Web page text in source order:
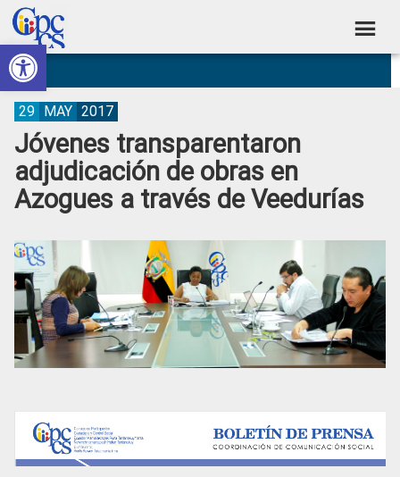
Abrir barra de herramientas
Skip
to
primary
navigation
Skip
to
main
content
Skip
to
primary
sidebar
Skip
to
footer
Consejo
de
Participación
Ciudadana
Control
Social
Construyendo
Poder
Ciudadano
Jóvenes transparentaron
adjudicación de obras en
Azogues a través de Veedurías
29 MAY 2017